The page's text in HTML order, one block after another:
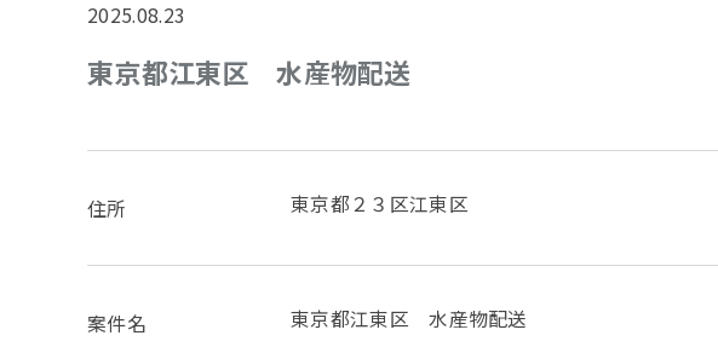
2025.08.23
東京都江東区 水産物配送
住所 東京都２３区江東区
案件名 東京都江東区 水産物配送